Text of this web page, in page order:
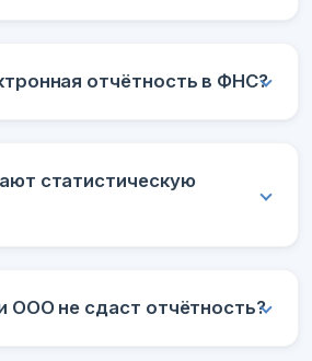
отчётность в ФНС?
статистическую
ООО не сдаст отчётность?